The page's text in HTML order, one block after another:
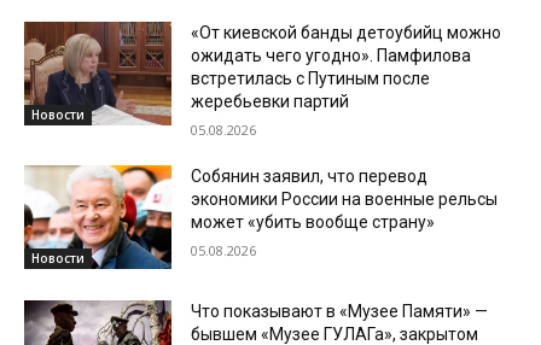
Новости
«От киевской банды детоубийц можно
ожидать чего угодно». Памфилова
встретилась с Путиным после
жеребьевки партий
05.08.2026
Новости
Собянин заявил, что перевод
экономики России на военные рельсы
может «убить вообще страну»
05.08.2026
Что показывают в «Музее Памяти» —
бывшем «Музее ГУЛАГа», закрытом